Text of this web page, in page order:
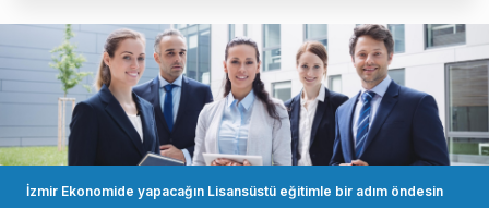
İzmir Ekonomide yapacağın Lisansüstü eğitimle bir adım öndesin